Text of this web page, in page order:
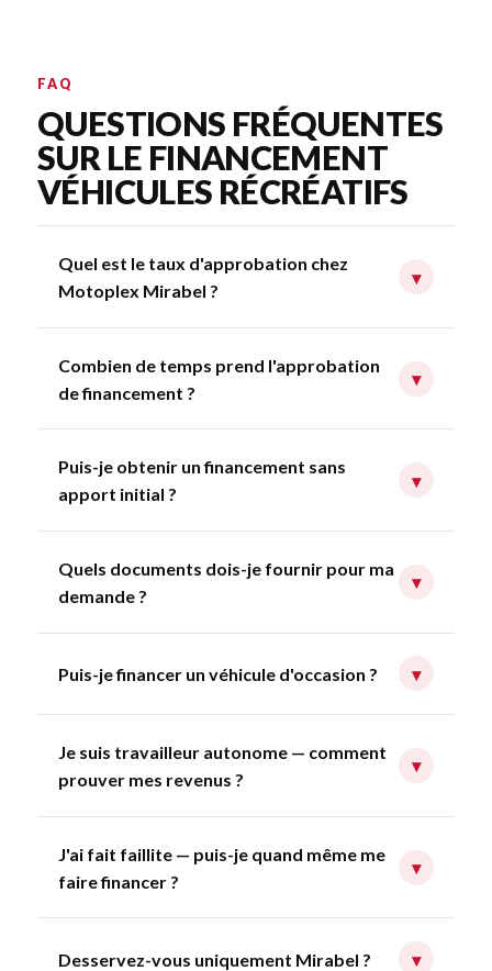
FAQ
QUESTIONS FRÉQUENTES
SUR LE FINANCEMENT
VÉHICULES RÉCRÉATIFS
Quel est le taux d'approbation chez
Motoplex Mirabel ?
▾
Combien de temps prend l'approbation
de financement ?
▾
Puis-je obtenir un financement sans
apport initial ?
▾
Quels documents dois-je fournir pour ma
demande ?
▾
Puis-je financer un véhicule d'occasion ? ▾
Je suis travailleur autonome — comment
prouver mes revenus ?
▾
J'ai fait faillite — puis-je quand même me
faire financer ?
▾
Desservez-vous uniquement Mirabel ? ▾